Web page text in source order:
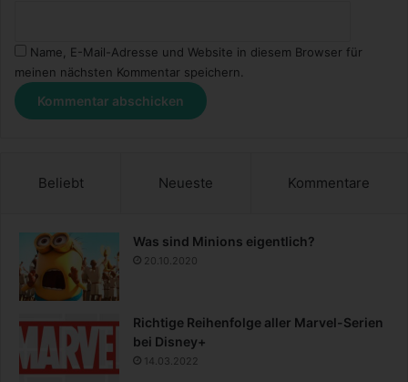
Name, E-Mail-Adresse und Website in diesem Browser für
meinen nächsten Kommentar speichern.
Beliebt Neueste Kommentare
Was sind Minions eigentlich?
20.10.2020
Richtige Reihenfolge aller Marvel-Serien
bei Disney+
14.03.2022